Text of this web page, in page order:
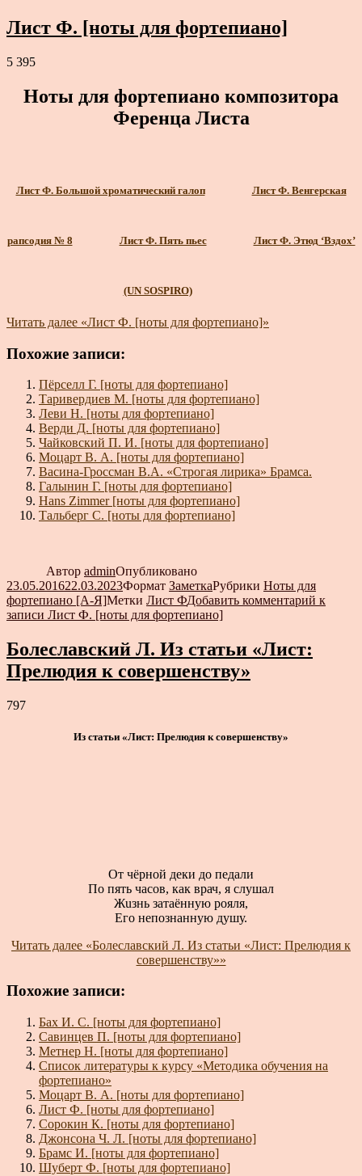
Лист Ф. [ноты для фортепиано]
5 395
Ноты для фортепиано композитора
Ференца Листа
Лист Ф. Большой хроматический галоп Лист Ф. Венгерская
рапсодия № 8 Лист Ф. Пять пьес Лист Ф. Этюд ‘Вздох’
(UN SOSPIRO)
Читать далее «Лист Ф. [ноты для фортепиано]»
Похожие записи:
Пёрселл Г. [ноты для фортепиано]
Таривердиев М. [ноты для фортепиано]
Леви Н. [ноты для фортепиано]
Верди Д. [ноты для фортепиано]
Чайковский П. И. [ноты для фортепиано]
Моцарт В. А. [ноты для фортепиано]
Васина-Гроссман В.А. «Строгая лирика» Брамса.
Галынин Г. [ноты для фортепиано]
Hans Zimmer [ноты для фортепиано]
Тальберг С. [ноты для фортепиано]
Автор adminОпубликовано
23.05.201622.03.2023Формат ЗаметкаРубрики Ноты для
фортепиано [А-Я]Метки Лист ФДобавить комментарий к
записи Лист Ф. [ноты для фортепиано]
Болеславский Л. Из статьи «Лист:
Прелюдия к совершенству»
797
Из статьи «Лист: Прелюдия к совершенству»
От чёрной деки до педали
По пять часов, как врач, я слушал
Жuзнь затаённую рояля,
Его непознанную душу.
Читать далее «Болеславский Л. Из статьи «Лист: Прелюдия к
совершенству»»
Похожие записи:
Бах И. С. [ноты для фортепиано]
Савинцев П. [ноты для фортепиано]
Метнер Н. [ноты для фортепиано]
Список литературы к курсу «Методика обучения на
фортепиано»
Моцарт В. А. [ноты для фортепиано]
Лист Ф. [ноты для фортепиано]
Сорокин К. [ноты для фортепиано]
Джонсона Ч. Л. [ноты для фортепиано]
Брамс И. [ноты для фортепиано]
Шуберт Ф. [ноты для фортепиано]